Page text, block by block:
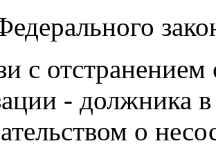
с
- должника в
о